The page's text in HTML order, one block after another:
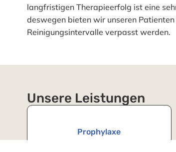
langfristigen Therapieerfolg ist eine
deswegen bieten wir unseren
Reinigungsintervalle verpasst werden.
Unsere Leistungen
Prophylaxe